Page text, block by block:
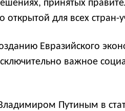
принятых
для всех стран-
Евразийского
важное
Путиным в